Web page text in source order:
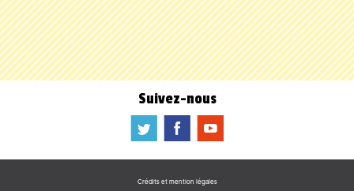
Suivez-nous
a b f
Crédits et mention légales